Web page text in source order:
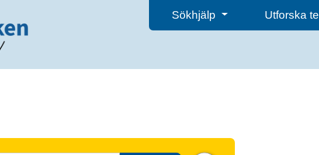
Sökhjälp Utforska